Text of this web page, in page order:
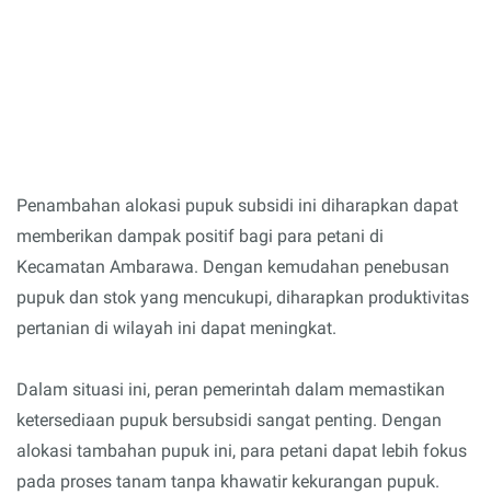
Penambahan alokasi pupuk subsidi ini diharapkan dapat
memberikan dampak positif bagi para petani di
Kecamatan Ambarawa. Dengan kemudahan penebusan
pupuk dan stok yang mencukupi, diharapkan produktivitas
pertanian di wilayah ini dapat meningkat.
Dalam situasi ini, peran pemerintah dalam memastikan
ketersediaan pupuk bersubsidi sangat penting. Dengan
alokasi tambahan pupuk ini, para petani dapat lebih fokus
pada proses tanam tanpa khawatir kekurangan pupuk.